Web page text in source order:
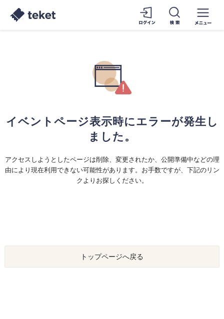
イベントページ表示時にエラーが発生し
ました。
アクセスしようとしたページは削除、変更されたか、公開準備中などの理
由により現在利用できない可能性があります。お手数ですが、下記のリン
クよりお探しください。
トップページへ戻る